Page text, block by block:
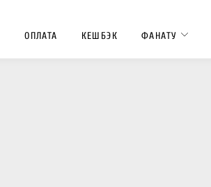
ОПЛАТА КЕШБЭК ФАНАТУ